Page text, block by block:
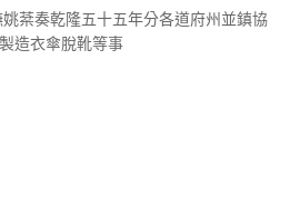
棻奏乾隆五十五年分各道府州並鎮協
造衣傘脫靴等事